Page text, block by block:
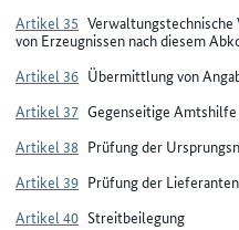
Artikel 35 Verwaltungstechnische
von Erzeugnissen nach diesem
Artikel 36 Übermittlung von
Artikel 37 Gegenseitige Amtshilfe
Artikel 38 Prüfung der
Artikel 39 Prüfung der
Artikel 40 Streitbeilegung